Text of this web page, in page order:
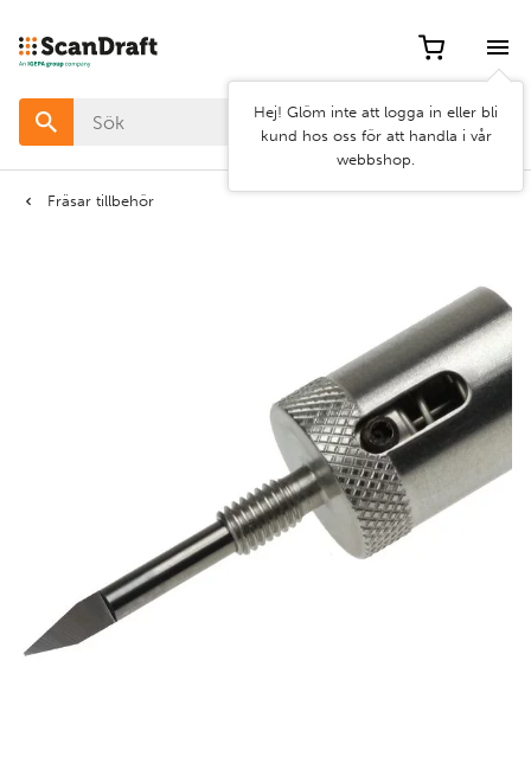
Hej! Glöm inte att logga in eller bli
kund hos oss för att handla i vår
webbshop.
Fräsar tillbehör
Filter
Färg